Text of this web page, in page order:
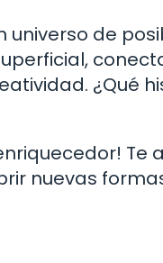
universo de
¿Qué
Te
nuevas